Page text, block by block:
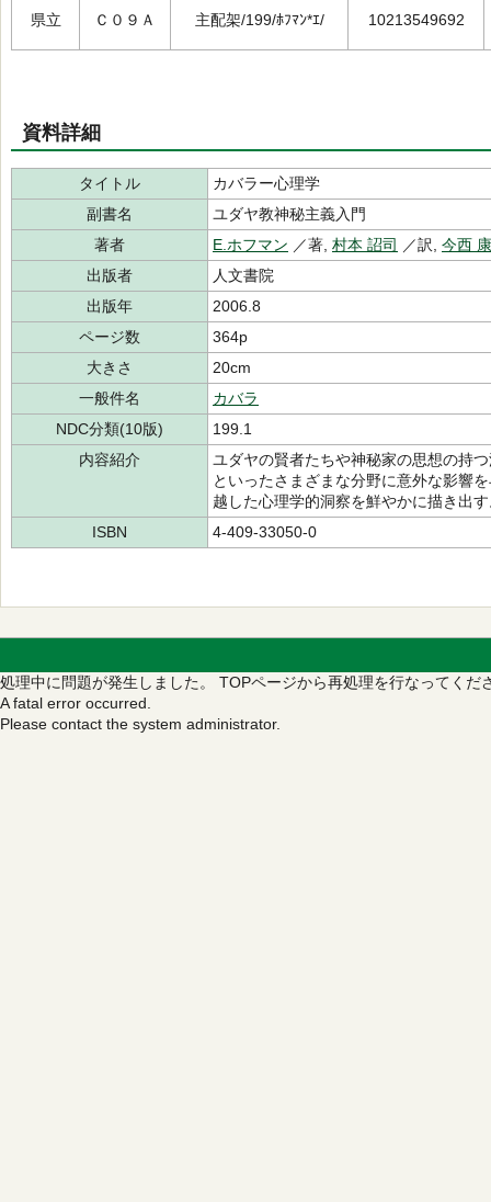
県立 Ｃ０９Ａ 主配架/199/ﾎﾌﾏﾝ*ｴ/ 10213549692
資料詳細
タイトル
カバラー心理学
副書名
ユダヤ教神秘主義入門
著者
E.ホフマン ／著, 村本 詔司 ／訳, 今西
出版者
人文書院
出版年
2006.8
ページ数
364p
大きさ
20cm
一般件名
カバラ
NDC分類(10版)
199.1
内容紹介
ユダヤの賢者たちや神秘家の思想の持
といったさまざまな分野に意外な影響
越した心理学的洞察を鮮やかに描き出
ISBN
4-409-33050-0
処理中に問題が発生しました。 TOPページから再処理を行なってくだ
A fatal error occurred.
Please contact the system administrator.